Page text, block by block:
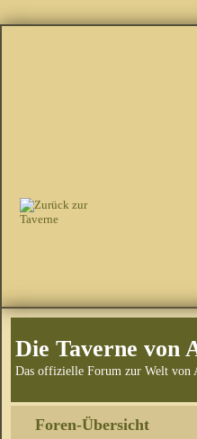
Die Taverne von
Das offizielle Forum zur Welt von
Foren-Übersicht